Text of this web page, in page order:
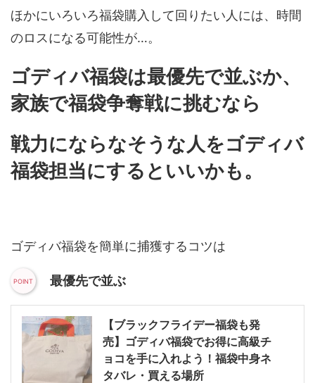
ほかにいろいろ福袋購入して回りたい人には、時間
のロスになる可能性が…。
ゴディバ福袋は最優先で並ぶか、
家族で福袋争奪戦に挑むなら
戦力にならなそうな人をゴディバ
福袋担当にするといいかも。
ゴディバ福袋を簡単に捕獲するコツは
最優先で並ぶ
【ブラックフライデー福袋も発
売】ゴディバ福袋でお得に高級チ
ョコを手に入れよう！福袋中身ネ
タバレ・買える場所